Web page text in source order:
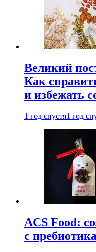
Великий
Как
и избежать
1 год спустя1 год
ACS Food:
с